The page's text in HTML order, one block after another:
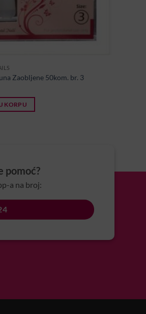
Zaobljene 50kom. br. 3
KORPU
pomoć?
a na broj: